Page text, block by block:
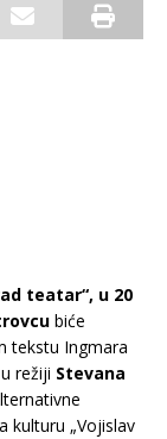
teatar“, u 20
biće
tekstu Ingmara
režiji Stevana
kulturu „Vojislav